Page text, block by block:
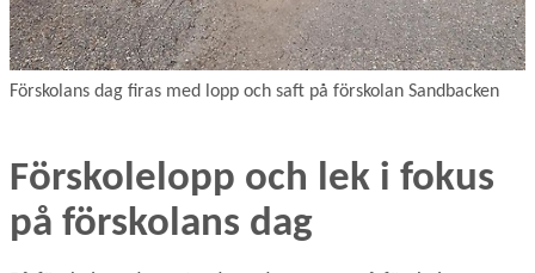
Förskolans dag firas med lopp och saft på förskolan Sandbacken
Förskolelopp och lek i fokus
på förskolans dag